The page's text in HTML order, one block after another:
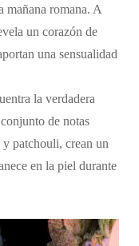
mañana romana. A
un corazón de
una sensualidad
la verdadera
de notas
patchouli, crean un
en la piel durante